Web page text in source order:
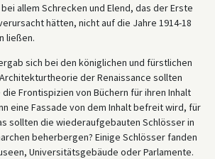
allem Schrecken und Elend, das der Erste
hätten, nicht auf die Jahre 1914-18
ließen.
sich bei den königlichen und fürstlichen
der Renaissance sollten
Frontispizien von Büchern für ihren Inhalt
eine Fassade von dem Inhalt befreit wird, für
sollten die wiederaufgebauten Schlösser in
beherbergen? Einige Schlösser fanden
Universitätsgebäude oder Parlamente.